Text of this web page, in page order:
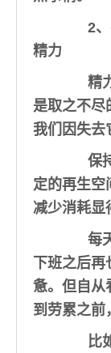
2、不
精力
精
是取之不尽
我们因失去
保
定的再生空
减少消耗显
每
下班之后
惫。但自从
到劳累之前
比